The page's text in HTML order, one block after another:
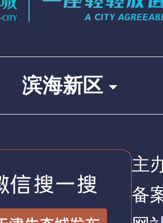
滨海新区
主
备